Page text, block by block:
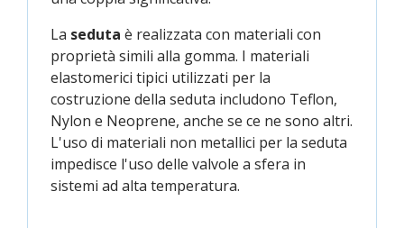
La seduta è realizzata con materiali con
proprietà simili alla gomma. I materiali
elastomerici tipici utilizzati per la
costruzione della seduta includono Teflon,
Nylon e Neoprene, anche se ce ne sono altri.
L'uso di materiali non metallici per la seduta
impedisce l'uso delle valvole a sfera in
sistemi ad alta temperatura.